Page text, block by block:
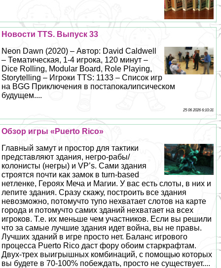
Новости TTS. Выпуск 33
Neon Dawn (2020) – Автор: David Caldwell
– Тематическая, 1-4 игрока, 120 минут –
Dice Rolling, Modular Board, Role Playing,
Storytelling – Игроки TTS: 1133 – Список игр
на BGG Приключения в постапокалипсическом
будущем....
25 06 2026 6:10:31
Обзор игры «Puerto Rico»
Главный замут и простор для тактики
представляют здания, негро-paбы/
колонисты (негры) и VP’s. Сами здания
строятся почти как замок в turn-based
нетленке, Героях Меча и Магии. У вас есть слоты, в них и
лепите здания. Сразу скажу, построить все здания
невозможно, потомучто тупо нехватает слотов на карте
города и потомучто самих зданий нехватает на всех
игроков. Т.е. их меньше чем участников. Если вы решили
что за самые лучшие здания идет война, вы не правы.
Лучших зданий в игре просто нет. Баланс игрового
процесса Puerto Rico даст фору обоим старкрафтам.
Двух-трех выигрышных комбинаций, с помощью которых
вы будете в 70-100% побеждать, просто не существует....